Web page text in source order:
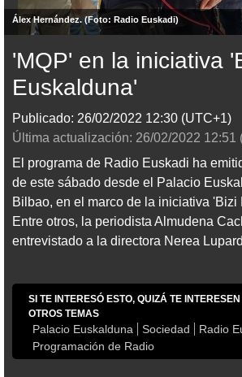
Álex Hernández. (Foto: Radio Euskadi)
'MQP' en la iniciativa
Euskalduna'
Publicado: 26/02/2022 12:30 (UTC+1)
Última actualización: 26/02/2022 12:51
El programa de Radio Euskadi ha
de este sábado desde el Palacio
Bilbao, en el marco de la iniciativa 'Bizi
Entre otros, la periodista Almudena
entrevistado a la directora Nerea
SI TE INTERESÓ ESTO, QUIZÁ TE
OTROS TEMAS
Palacio Euskalduna Sociedad
Radio
Programación de Radio